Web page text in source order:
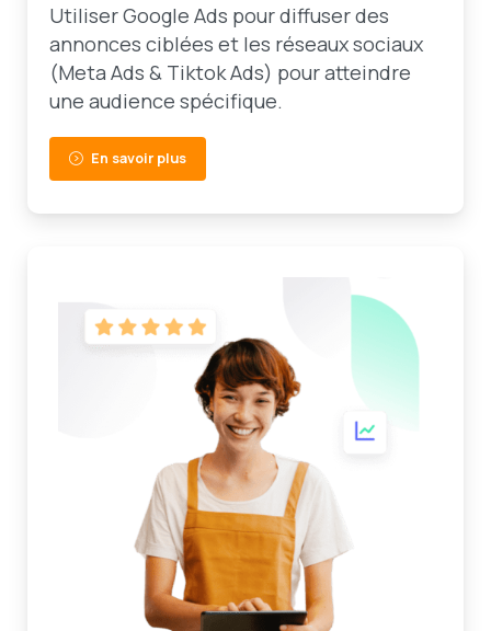
Utiliser Google Ads pour diffuser des
annonces ciblées et les réseaux sociaux
(Meta Ads & Tiktok Ads) pour atteindre
une audience spécifique.
En savoir plus